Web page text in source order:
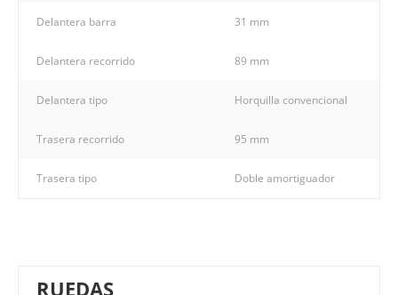
Delantera barra 31 mm
Delantera recorrido 89 mm
Delantera tipo Horquilla convencional
Trasera recorrido 95 mm
Trasera tipo Doble amortiguador
RUEDAS